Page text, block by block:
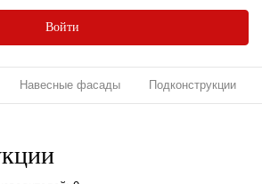
Войти
Навесные фасады Подконструкции